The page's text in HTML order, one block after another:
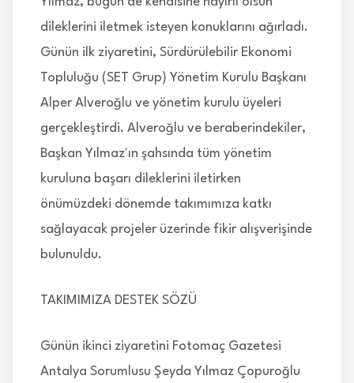
dileklerini iletmek isteyen konuklarını ağırladı.
Günün ilk ziyaretini, Sürdürülebilir Ekonomi
Topluluğu (SET Grup) Yönetim Kurulu Başkanı
Alper Alveroğlu ve yönetim kurulu üyeleri
gerçekleştirdi. Alveroğlu ve beraberindekiler,
Başkan Yılmaz'ın şahsında tüm yönetim
kuruluna başarı dileklerini iletirken
önümüzdeki dönemde takımımıza katkı
sağlayacak projeler üzerinde fikir alışverişinde
bulunuldu.
TAKIMIMIZA DESTEK SÖZÜ
Günün ikinci ziyaretini Fotomaç Gazetesi
Antalya Sorumlusu Şeyda Yılmaz Çopuroğlu